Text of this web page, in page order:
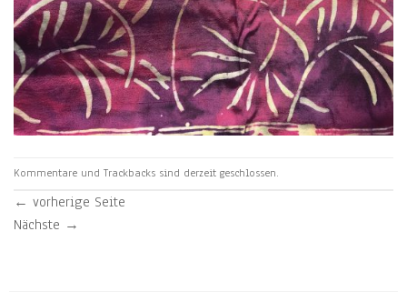
Kommentare und Trackbacks sind derzeit geschlossen.
← vorherige Seite
Nächste →